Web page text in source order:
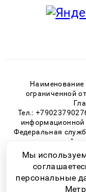
Наименование
ограниченной
Тел.:
информационной
Федеральная
технологий
Мы
персональные